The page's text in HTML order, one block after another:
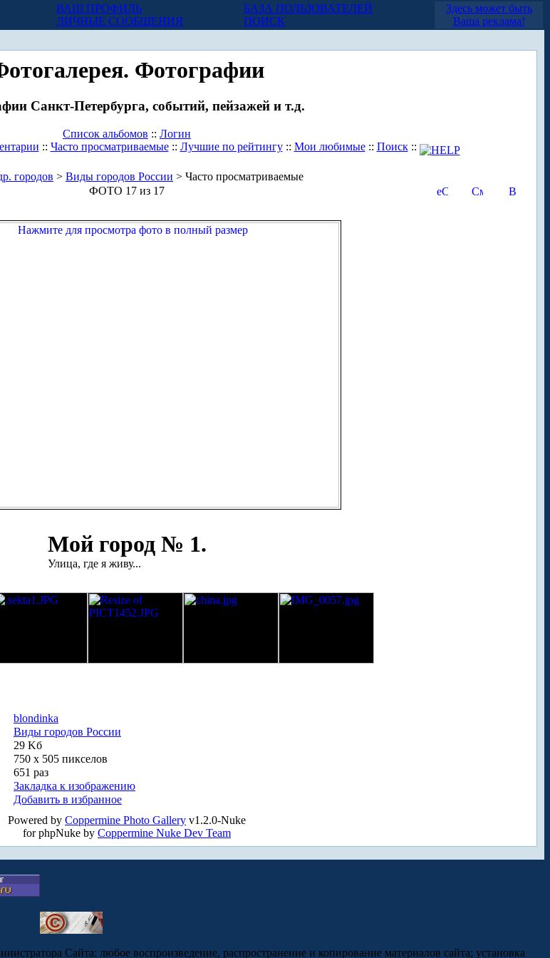
ВАШ ПРОФИЛЬ
ЛИЧНЫЕ СООБЩЕНИЯ
БАЗА ПОЛЬЗОВАТЕЛЕЙ
ПОИСК
Здесь может быть
Ваша реклама!
Фотографии
Санкт-Петербурга, событий, пейзажей и т.д.
Список альбомов :: Логин
:: Часто просматриваемые:: Лучшие по рейтингу:: Мои любимые:: Поиск::
городов > Виды городов России > Часто просматриваемые
ФОТО 17 из 17
Мой город № 1.
Улица, где я живу...
blondinka
Виды городов России
29 Kб
750 x 505 пикселов
651 раз
Закладка к изображению
Добавить в избранное
Powered by Coppermine Photo Gallery v1.2.0-Nuke
for phpNuke by Coppermine Nuke Dev Team
Сайта: любое воспроизведение, распространение и копирование материалов сайта; установка